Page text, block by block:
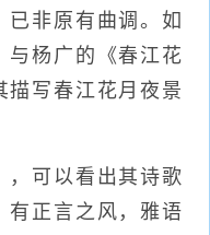
已非原有曲调。如
与杨广的《春江花
描写春江花月夜景
可以看出其诗歌
有正言之风，雅语